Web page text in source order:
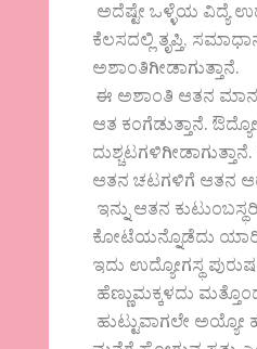
ಅದೆಷ್ಟೇ ಒಳ್ಳೆಯ ವಿದ್ಯೆ
ಕೆಲಸದಲ್ಲಿ ತೃಪ್ತಿ,
ಅಶಾಂತಿಗೀಡಾಗುತ್ತಾನೆ.
ಈ ಅಶಾಂತಿ ಆತನ
ಆತ ಕಂಗೆಡುತ್ತಾನೆ.
ಆತನ ಚಟಗಳಿಗೆ ಆತನ
ಇನ್ನು ಆತನ
ಕೋಟೆಯನ್ನೊಡೆದು
ಇದು ಉದ್ಯೋಗಸ್ಥ
ಹೆಣ್ಣುಮಕ್ಕಳದು
ಹುಟ್ಟುವಾಗಲೇ